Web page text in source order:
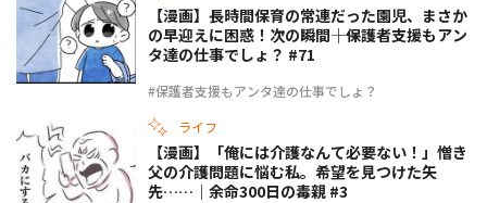
#保護者支援もアンタ達の仕事でしょ？
【漫画】長時間保育の常連だった園児、まさか
の早迎えに困惑！次の瞬間――｜保護者支援もアン
タ達の仕事でしょ？ #71
ライフ
【漫画】「俺には介護なんて必要ない！」憎き
父の介護問題に悩む私。希望を見つけた矢
先……｜余命300日の毒親 #3